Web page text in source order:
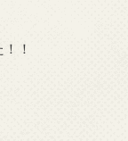
！